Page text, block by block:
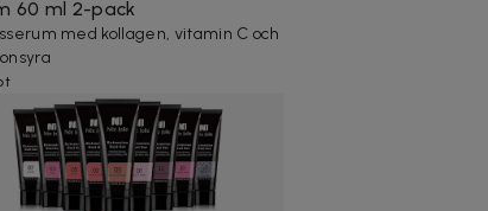
60 ml 2-pack
med kollagen, vitamin C och